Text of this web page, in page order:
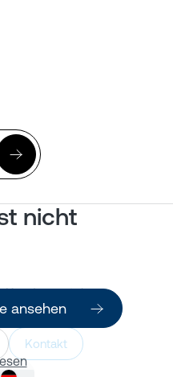
nicht
ansehen
Kundenportal
Kontakt